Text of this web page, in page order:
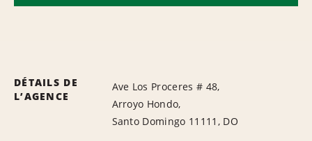
DÉTAILS DE
L’AGENCE
Ave Los Proceres # 48,
Arroyo Hondo,
Santo Domingo 11111, DO